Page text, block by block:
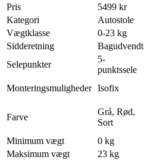
Pris
5499 kr
Kategori
Autostole
Vægtklasse
0-23 kg
Sidderetning
Bagudvendt
Selepunkter
5-
punktssele
Monteringsmuligheder Isofix
Farve
Grå, Rød,
Sort
Minimum vægt
0 kg
Maksimum vægt
23 kg